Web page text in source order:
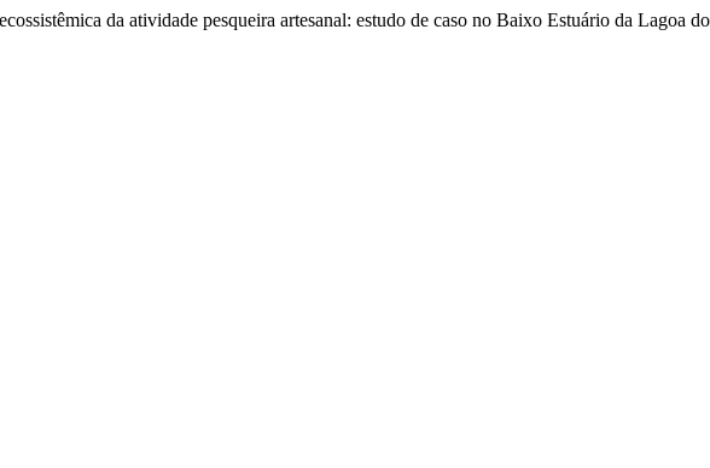
da atividade pesqueira artesanal: estudo de caso no Baixo Estuário da Lagoa